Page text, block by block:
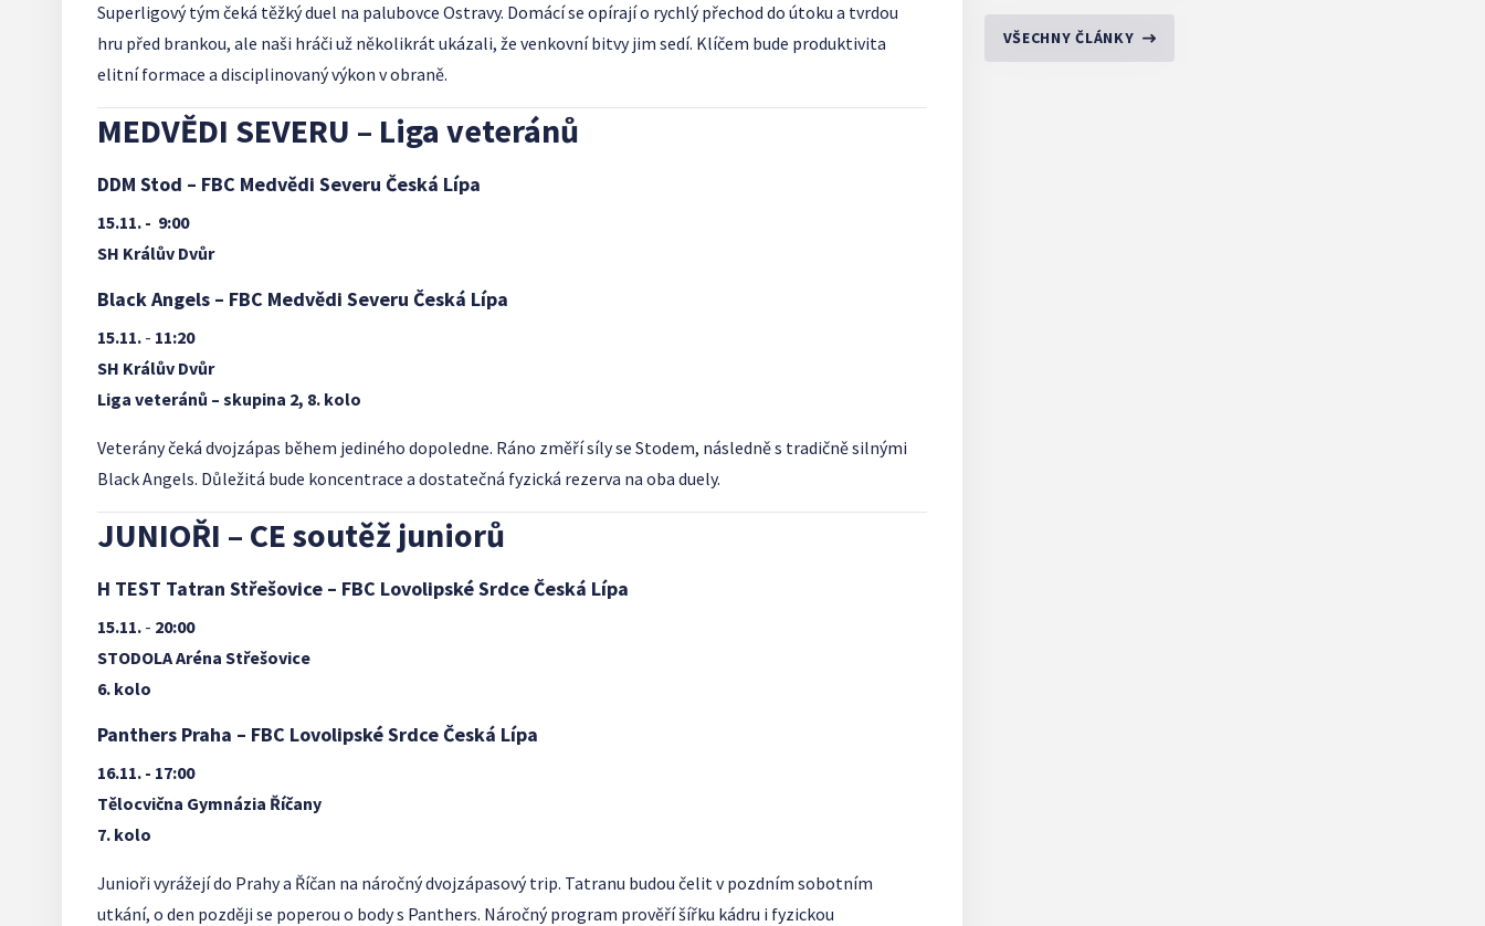
VŠECHNY ČLÁNKY
Superligový tým čeká těžký duel na palubovce Ostravy. Domácí se opírají o rychlý přechod do útoku a tvrdou
hru před brankou, ale naši hráči už několikrát ukázali, že venkovní bitvy jim sedí. Klíčem bude produktivita
elitní formace a disciplinovaný výkon v obraně.
MEDVĚDI SEVERU – Liga veteránů
DDM Stod – FBC Medvědi Severu Česká Lípa
15.11. - 9:00
SH Králův Dvůr
Black Angels – FBC Medvědi Severu Česká Lípa
15.11. - 11:20
SH Králův Dvůr
Liga veteránů – skupina 2, 8. kolo
Veterány čeká dvojzápas během jediného dopoledne. Ráno změří síly se Stodem, následně s tradičně silnými
Black Angels. Důležitá bude koncentrace a dostatečná fyzická rezerva na oba duely.
JUNIOŘI – CE soutěž juniorů
H TEST Tatran Střešovice – FBC Lovolipské Srdce Česká Lípa
15.11. - 20:00
STODOLA Aréna Střešovice
6. kolo
Panthers Praha – FBC Lovolipské Srdce Česká Lípa
16.11. - 17:00
Tělocvična Gymnázia Říčany
7. kolo
Junioři vyrážejí do Prahy a Říčan na náročný dvojzápasový trip. Tatranu budou čelit v pozdním sobotním
utkání, o den později se poperou o body s Panthers. Náročný program prověří šířku kádru i fyzickou